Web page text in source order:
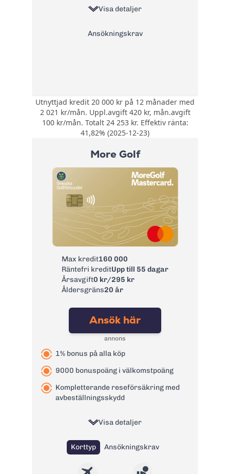
Läs mer om Coop Mastercard
Visa detaljer
Ansökningskrav
Bonus:
Ingen bonus
Försäkring:
Ingen inkluderad
Årsavgift:
0 kr
referansränta
Effektiv ränta:
41,82%
Kontantuttag i
bankomat:
Kontantuttag i
0 kr
pappersfaktura:
0 kr
Valutapåslag:
2%
Påminnelseavgift:
60 kr
Övertrasseringsav
Läs mer om GF Money Kreditkort
Utnyttjad kredit 20 000 kr på 12 månader med
2 021 kr/mån. Uppl.avgift 420 kr, mån.avgift
100 kr/mån. Totalt 24 253 kr. Effektiv ränta:
41,82% (2025-12-23)
More Golf
Max kredit160 000
Räntefri kreditUpp till 55 dagar
Årsavgift0 kr/295 kr
Åldersgräns20 år
Ansök här
annons
1% bonus på alla köp
9000 bonuspoäng i välkomstpoäng
Kompletterande reseförsäkring med
avbeställningsskydd
Visa detaljer
Korttyp Ansökningskrav